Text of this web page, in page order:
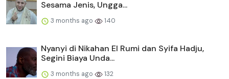
Sesama Jenis, Ungga...
3 months ago 140
Nyanyi di Nikahan El Rumi dan Syifa Hadju,
Segini Biaya Unda...
3 months ago 132